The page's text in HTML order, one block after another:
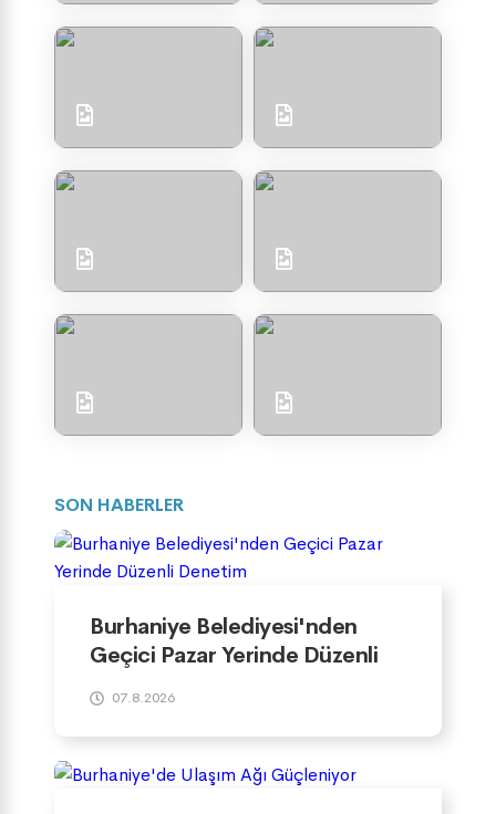
SON HABERLER
Burhaniye Belediyesi'nden
Geçici Pazar Yerinde Düzenli
Denetim
07.8.2026